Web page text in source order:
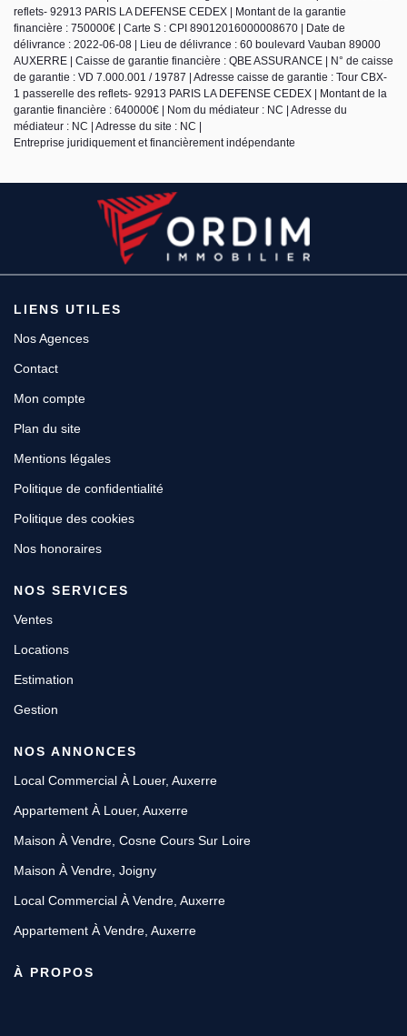
reflets- 92913 PARIS LA DEFENSE CEDEX | Montant de la garantie
financière : 750000€ | Carte S : CPI 89012016000008670 | Date de
délivrance : 2022-06-08 | Lieu de délivrance : 60 boulevard Vauban 89000
AUXERRE | Caisse de garantie financière : QBE ASSURANCE | N° de caisse
de garantie : VD 7.000.001 / 19787 | Adresse caisse de garantie : Tour CBX-
1 passerelle des reflets- 92913 PARIS LA DEFENSE CEDEX | Montant de la
garantie financière : 640000€ | Nom du médiateur : NC | Adresse du
médiateur : NC | Adresse du site : NC |
Entreprise juridiquement et financièrement indépendante
LIENS UTILES
Nos Agences
Contact
Mon compte
Plan du site
Mentions légales
Politique de confidentialité
Politique des cookies
Nos honoraires
NOS SERVICES
Ventes
Locations
Estimation
Gestion
NOS ANNONCES
Local Commercial À Louer, Auxerre
Appartement À Louer, Auxerre
Maison À Vendre, Cosne Cours Sur Loire
Maison À Vendre, Joigny
Local Commercial À Vendre, Auxerre
Appartement À Vendre, Auxerre
À PROPOS